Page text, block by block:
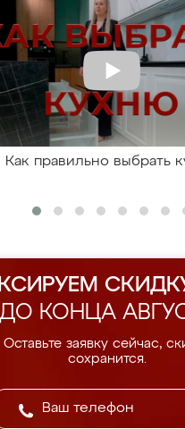
Как правильно выбрать
ДО КОНЦА
Оставьте заявку сейчас,
сохранится.